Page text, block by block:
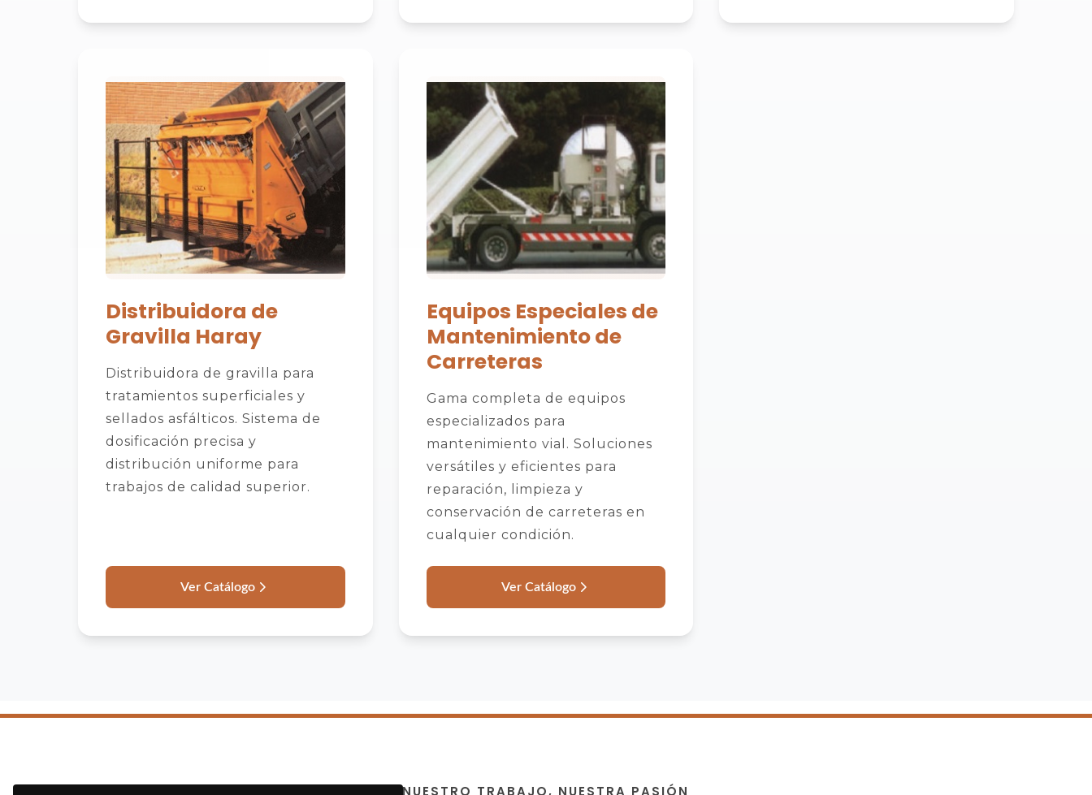
Distribuidora de
Gravilla Haray
Distribuidora de gravilla para
tratamientos superficiales y
sellados asfálticos. Sistema de
dosificación precisa y
distribución uniforme para
trabajos de calidad superior.
Ver Catálogo
Equipos Especiales de
Mantenimiento de
Carreteras
Gama completa de equipos
especializados para
mantenimiento vial. Soluciones
versátiles y eficientes para
reparación, limpieza y
conservación de carreteras en
cualquier condición.
Ver Catálogo
NUESTRO TRABAJO, NUESTRA PASIÓN